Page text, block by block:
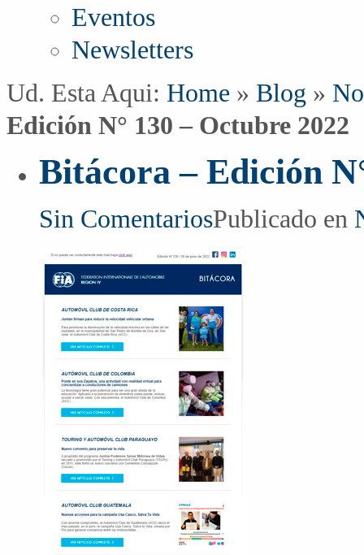
Eventos
Newsletters
Ud. Esta Aqui: Home » Blog »
Edición N° 130 – Octubre 2022
Bitácora – Edición
Sin ComentariosPublicado en